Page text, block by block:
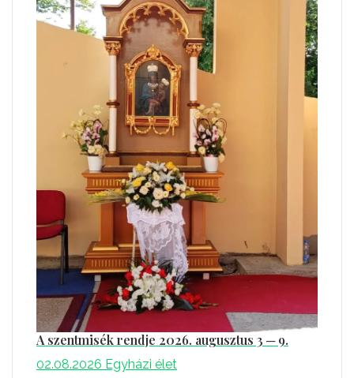
A szentmisék rendje 2026. augusztus 3 ─ 9.
02.08.2026 Egyházi élet